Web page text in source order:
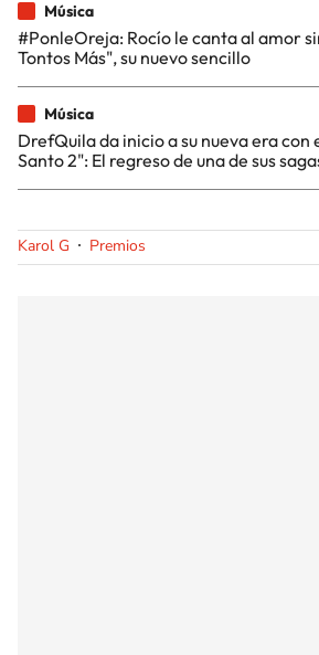
Música
#PonleOreja: Rocío le canta al amor
Tontos Más", su nuevo sencillo
Música
DrefQuila da inicio a su nueva era con
Santo 2": El regreso de una de sus
Karol G Premios